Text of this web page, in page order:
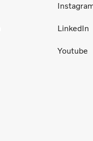
LinkedIn
Youtube